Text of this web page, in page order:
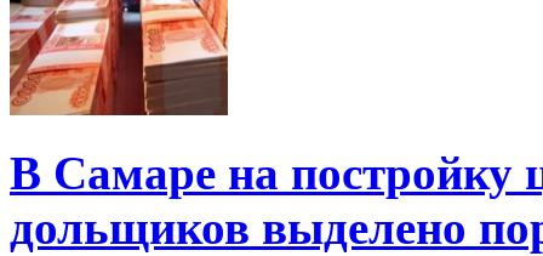
В Самаре на постройку
дольщиков выделено